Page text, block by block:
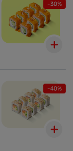
-30%
-40%